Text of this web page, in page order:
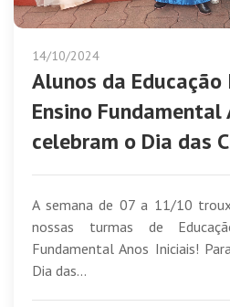
14/10/2024
Alunos da
Ensino Fundamental
celebram o Dia das
A semana de 07 a 11/10
nossas turmas de
Fundamental Anos Iniciais!
Dia das...